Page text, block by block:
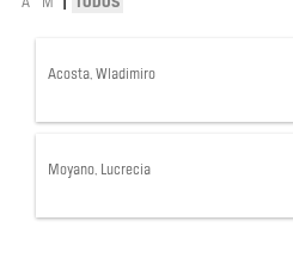
A M TODOS
Acosta, Wladimiro
Moyano, Lucrecia